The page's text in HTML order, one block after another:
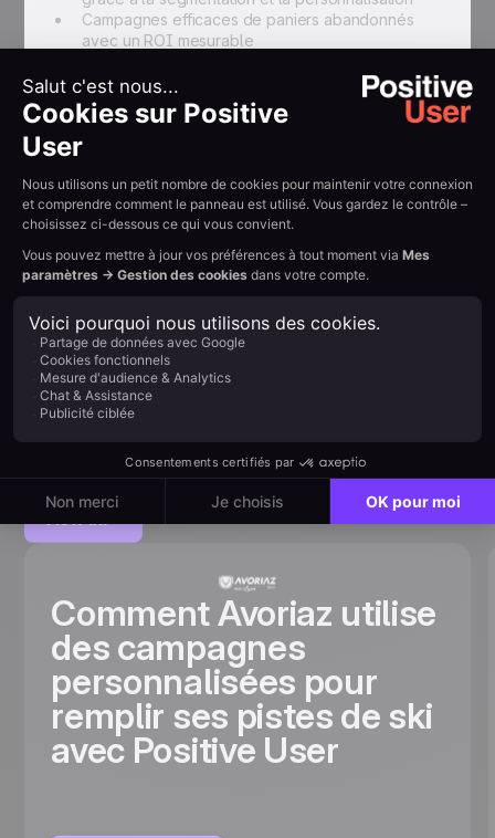
Résumer avec l'IA :
Example H2
Campagnes efficaces de paniers abandonnés
avec un ROI mesurable
campagnes dans le dashboard
Optimisation continue basée sur des décisions
data-driven
{{QUOTE-TESTI-2}}
Read othercustomer
stories
View all
Comment Avoriaz utilise
des campagnes
personnalisées pour
remplir ses pistes de ski
avec Positive User